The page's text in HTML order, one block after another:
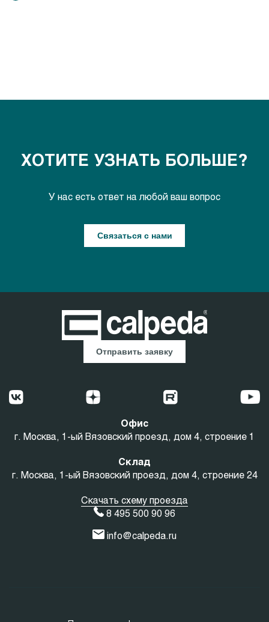
ХОТИТЕ УЗНАТЬ БОЛЬШЕ?
У нас есть ответ на любой ваш вопрос
Связаться с нами
Отправить заявку
Офис
г. Москва, 1-ый Вязовский проезд, дом 4, строение 1
Склад
г. Москва, 1-ый Вязовский проезд, дом 4, строение 24
Скачать схему проезда
8 495 500 90 96
info@calpeda.ru